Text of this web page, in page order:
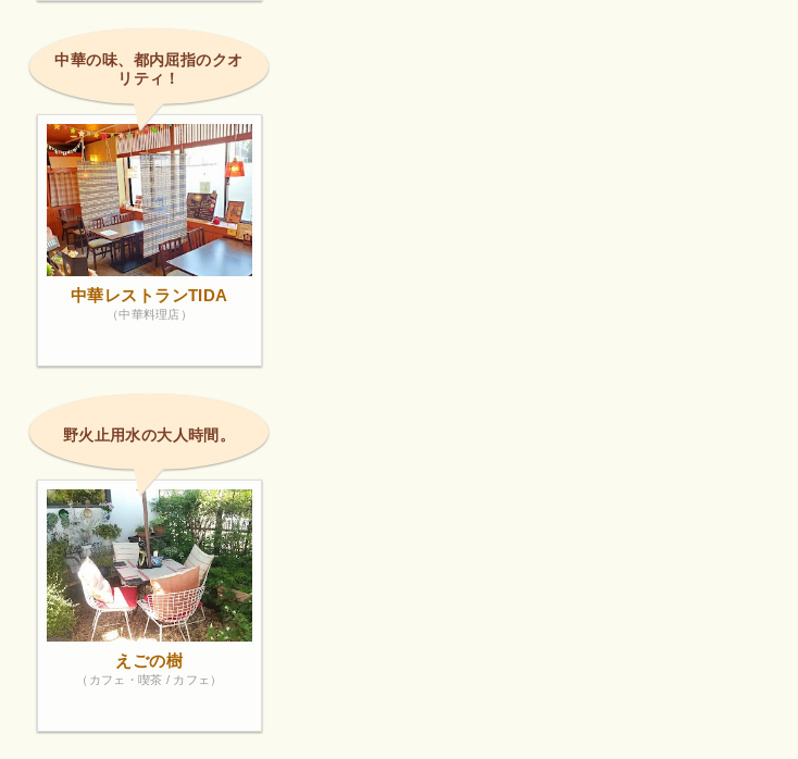
中華の味、都内屈指のクオ
リティ！
中華レストランTIDA
（中華料理店）
野火止用水の大人時間。
えごの樹
（カフェ・喫茶 / カフェ）